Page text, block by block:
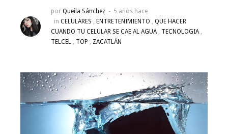
por Queila Sánchez
5 años hace
in CELULARES , ENTRETENIMIENTO , QUE HACER
CUANDO TU CELULAR SE CAE AL AGUA, TECNOLOGIA,
TELCEL , TOP , ZACATLÁN